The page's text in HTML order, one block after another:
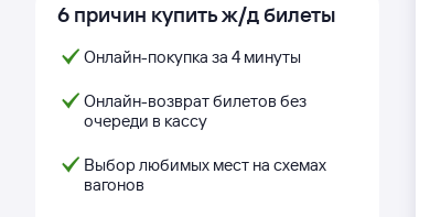
6 причин купить ж/д билеты
Онлайн-покупка за 4 минуты
Онлайн-возврат билетов без
очереди в кассу
Выбор любимых мест на схемах
вагонов